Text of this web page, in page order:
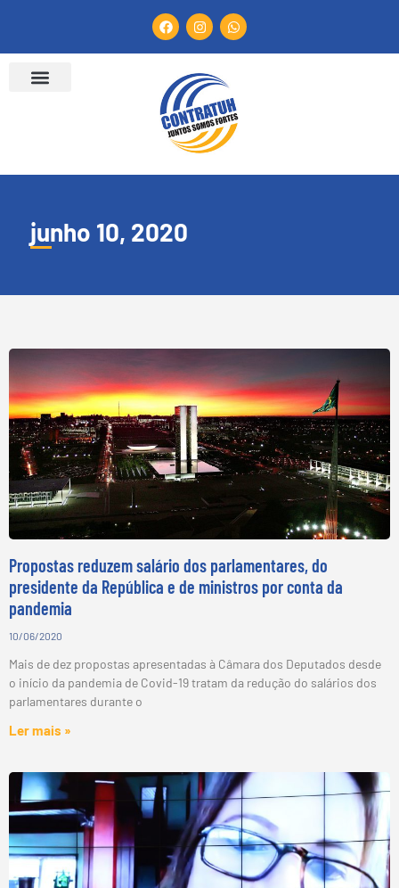
junho 10, 2020
Propostas reduzem salário dos parlamentares, do
presidente da República e de ministros por conta da
pandemia
10/06/2020
Mais de dez propostas apresentadas à Câmara dos Deputados desde
o início da pandemia de Covid-19 tratam da redução do salários dos
parlamentares durante o
Ler mais »